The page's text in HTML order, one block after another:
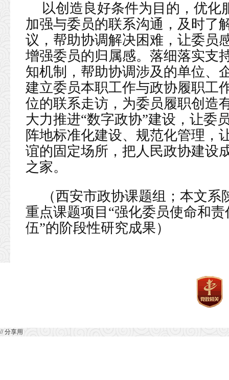
以创造良好条件为目的，优化
加强与委员的联系沟通，及时了
议，帮助协调解决困难，让委员
增强委员的归属感。落细落实支
知机制，帮助协调涉及的单位、
建立委员本职工作与政协履职工
位的联系走访，为委员履职创造
大力推进“数字政协”建设，让委
阵地标准化建设、规范化管理，
谊的固定场所，把人民政协建设
之家。
（西安市政协课题组；本文
重点课题项目“强化委员使命和
伍”的阶段性研究成果）
// 分享用